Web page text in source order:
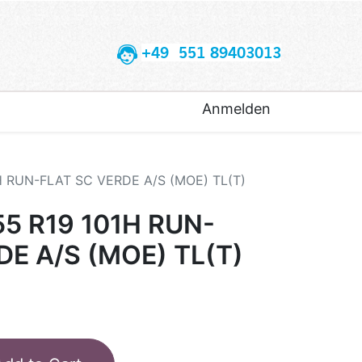
+49 551 89403013
Anmelden
RUN-FLAT SC VERDE A/S (MOE) TL(T)
R19 101H RUN-
A/S (MOE) TL(T)